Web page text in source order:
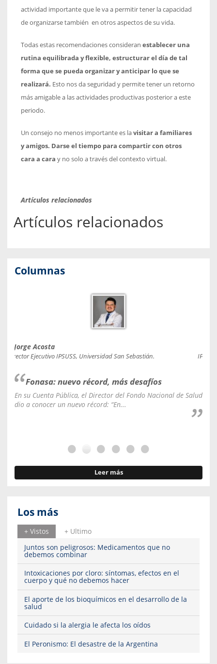
actividad importante que le va a permitir tener la capacidad
de organizarse también en otros aspectos de su vida.
Todas estas recomendaciones consideran establecer una
rutina equilibrada y flexible, estructurar el día de tal
forma que se pueda organizar y anticipar lo que se
realizará. Esto nos da seguridad y permite tener un retorno
más amigable a las actividades productivas posterior a este
periodo.
Un consejo no menos importante es lavisitar a familiares
y amigos. Darse el tiempo para compartir con otros
cara a cara y no solo a través del contexto virtual.
Artículos relacionados
Artículos relacionados
Columnas
Jorge Acosta
Director Ejecutivo IPSUSS, Universidad San Sebastián.
Fonasa: nuevo récord, más desafíos
En su Cuenta Pública, el Director del Fondo Nacional de Salud
dio a conocer un nuevo récord: “En...
Leer más
Los más
+ Vistos
+ Ultimo
Juntos son peligrosos: Medicamentos que no
debemos combinar
Intoxicaciones por cloro: síntomas, efectos en el
cuerpo y qué no debemos hacer
El aporte de los bioquímicos en el desarrollo de la
salud
Cuidado si la alergia le afecta los oídos
El Peronismo: El desastre de la Argentina